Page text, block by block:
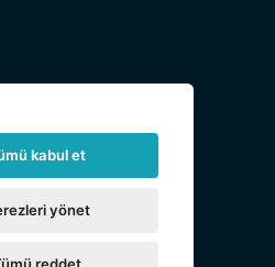
kabul et
yönet